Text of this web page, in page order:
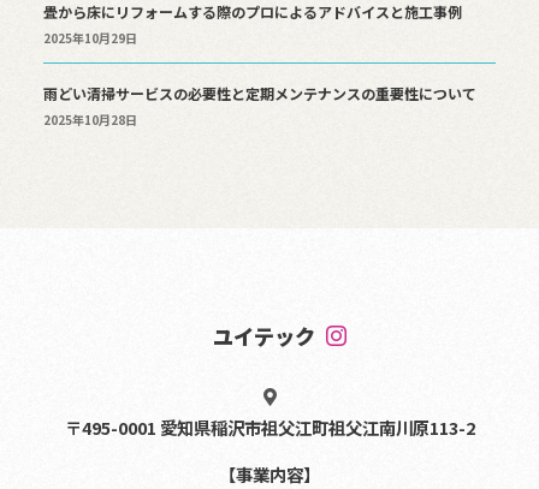
畳から床にリフォームする際のプロによるアドバイスと施工事例
2025年10月29日
雨どい清掃サービスの必要性と定期メンテナンスの重要性について
2025年10月28日
ユイテック
〒495-0001 愛知県稲沢市祖父江町祖父江南川原113-2
【事業内容】